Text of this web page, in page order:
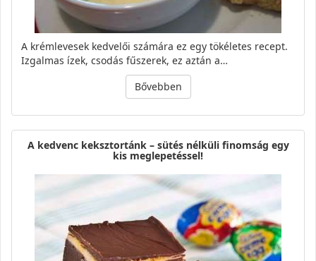
A krémlevesek kedvelői számára ez egy tökéletes recept.
Izgalmas ízek, csodás fűszerek, ez aztán a…
Bővebben
A kedvenc keksztortánk – sütés nélküli finomság egy
kis meglepetéssel!